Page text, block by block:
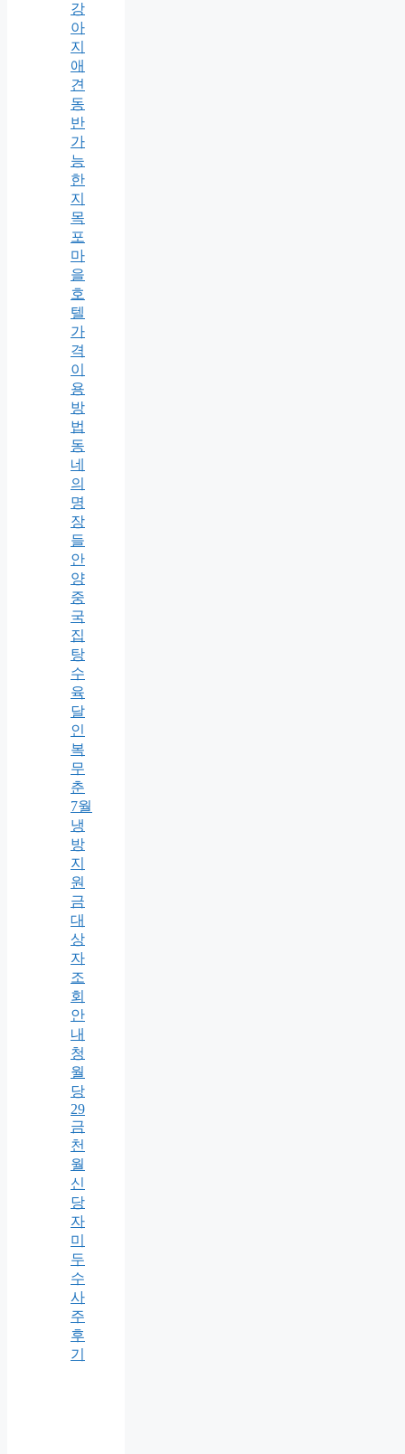
강
아
지
애
견
동
반
가
능
한
지
목
포
마
을
호
텔
가
격
이
용
방
법
동
네
의
명
장
들
안
양
중
국
집
탕
수
육
달
인
복
무
춘
7월
냉
방
지
원
금
대
상
자
조
회
안
내
청
월
당
29
금
천
월
신
당
자
미
두
수
사
주
후
기